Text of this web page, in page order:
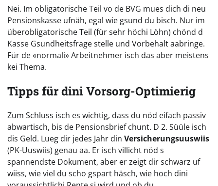
Nei. Im obligatorische Teil vo de BVG mues dich di neu
Pensionskasse ufnäh, egal wie gsund du bisch. Nur im
überobligatorische Teil (für sehr höchi Löhn) chönd d
Kasse Gsundheitsfrage stelle und Vorbehalt aabringe.
Für de «normali» Arbeitnehmer isch das aber meistens
kei Thema.
Tipps für dini Vorsorg-Optimierig
Zum Schluss isch es wichtig, dass du nöd eifach passiv
abwartisch, bis de Pensionsbrief chunt. D 2. Süüle isch
dis Geld. Lueg dir jedes Jahr din Versicherungsuuswiis
(PK-Uuswiis) genau aa. Er isch villicht nöd s
spannendste Dokument, aber er zeigt dir schwarz uf
wiiss, wie viel du scho gspart häsch, wie hoch dini